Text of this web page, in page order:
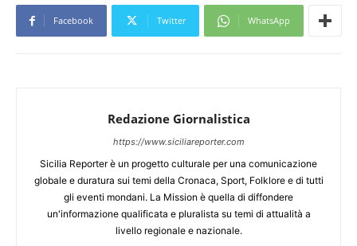
Facebook Twitter WhatsApp
Redazione Giornalistica
https://www.siciliareporter.com
Sicilia Reporter è un progetto culturale per una comunicazione
globale e duratura sui temi della Cronaca, Sport, Folklore e di tutti
gli eventi mondani. La Mission è quella di diffondere
un'informazione qualificata e pluralista su temi di attualità a
livello regionale e nazionale.